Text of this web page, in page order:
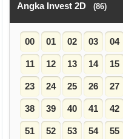
Angka Invest 2D (86)
00 01 02 03 04
11 12 13 14 15
23 24 25 26 27
38 39 40 41 42
51 52 53 54 55